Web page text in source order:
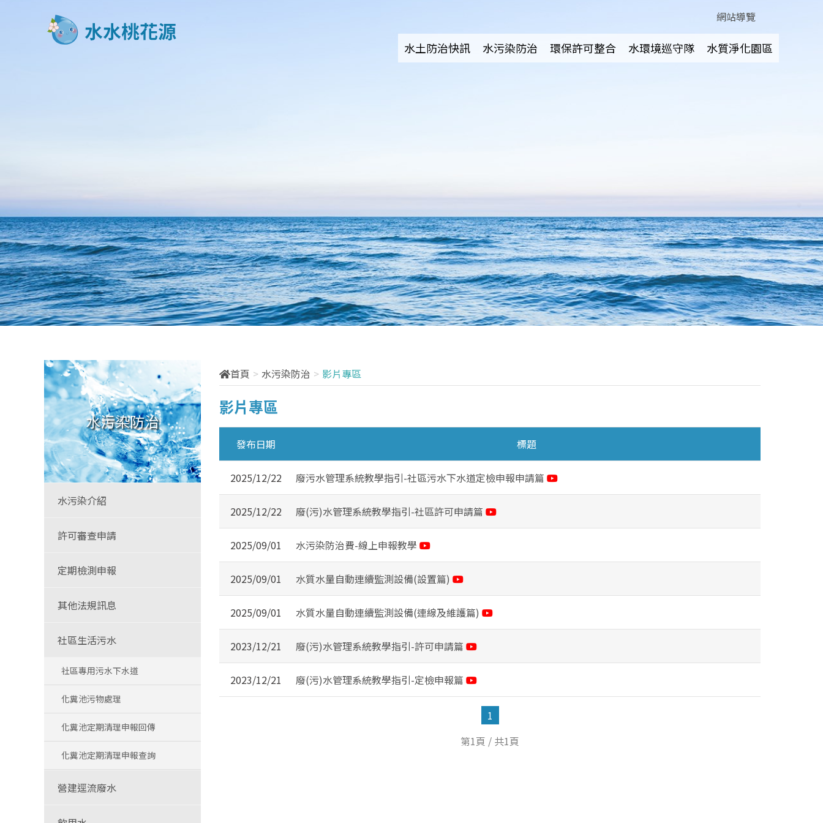
網站導覽
水土防治快訊 水污染防治 環保許可整合 水環境巡守隊 水質淨化園區
水污染防治
水污染介紹
許可審查申請
定期檢測申報
其他法規訊息
社區生活污水
社區專用污水下水道
化糞池污物處理
化糞池定期清理申報回傳
化糞池定期清理申報查詢
營建逕流廢水
首頁 水污染防治 影片專區
影片專區
發布日期 標題
2025/12/22 廢污水管理系統教學指引-社區污水下水道定檢申報申請篇
2025/12/22 廢(污)水管理系統教學指引-社區許可申請篇
2025/09/01 水污染防治費-線上申報教學
2025/09/01 水質水量自動連續監測設備(設置篇)
2025/09/01 水質水量自動連續監測設備(連線及維護篇)
2023/12/21 廢(污)水管理系統教學指引-許可申請篇
2023/12/21 廢(污)水管理系統教學指引-定檢申報篇
1
第1頁 / 共1頁